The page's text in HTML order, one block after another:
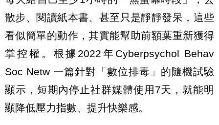
散步、閱讀紙本書、甚至只是靜靜發呆，這些
看似簡單的動作，其實能幫助前額葉重新獲得
掌控權。根據2022年Cyberpsychol Behav
Soc Netw 一篇針對「數位排毒」的隨機試驗
顯示，短期內停止社群媒體使用7天，就能明
顯降低壓力指數、提升快樂感。